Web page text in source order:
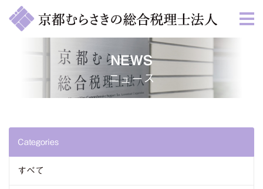
NEWS
ニュース
Categories
すべて